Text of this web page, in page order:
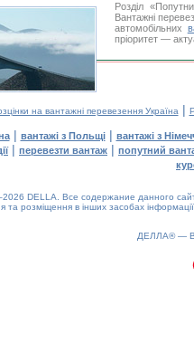
Розділ
Вантажні
автомобільних
пріоритет —
на вантажні перевезення Україна |
| вантажі з Польщі| вантажі з
| перевезти вантаж | попутний
DELLA. Все содержание данного
та розміщення в інших засобах
ДЕЛЛА® —